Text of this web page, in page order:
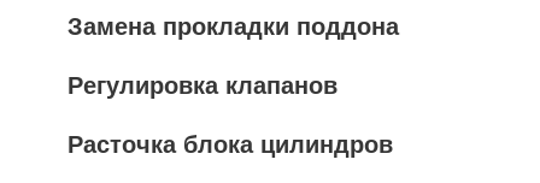
Замена прокладки поддона
Регулировка клапанов
Расточка блока цилиндров